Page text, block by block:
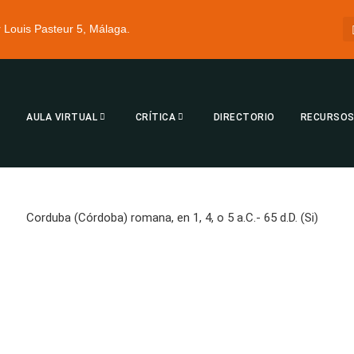
Louis Pasteur 5, Málaga.
AULA VIRTUAL CRÍTICA DIRECTORIO RECURSOS
Corduba (Córdoba) romana, en 1, 4, o 5 a.C.- 65 d.D. (Si)